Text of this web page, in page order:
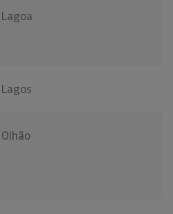
Lagoa
Lagos
Olhão